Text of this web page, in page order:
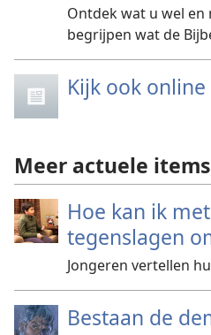
Ontdek wat u wel
begrijpen wat de
Kijk ook online
Meer actuele items
Hoe kan ik
tegenslagen
Jongeren vertellen
Bestaan de